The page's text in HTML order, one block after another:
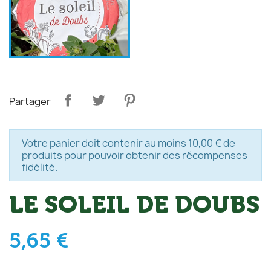
Partager
Votre panier doit contenir au moins 10,00 € de
produits pour pouvoir obtenir des récompenses
fidélité.
LE SOLEIL DE DOUBS
5,65 €